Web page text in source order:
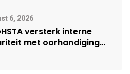
6, 2026
versterk interne
met oorhandiging